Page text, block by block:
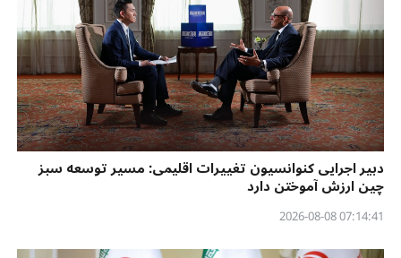
دبیر اجرایی کنوانسیون تغییرات اقلیمی: مسیر توسعه سبز
چین ارزش آموختن دارد
07:14:41 2026-08-08